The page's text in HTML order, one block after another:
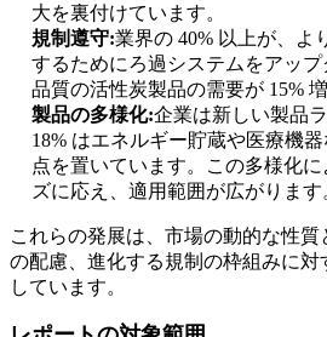
大を裏付けています。
規制遵守:業界の 40% 以上が、よ
するためにろ過システムをアッ
品質の活性炭製品の需要が 15%
製品の多様化:企業は新しい製品
18% はエネルギー貯蔵や医療機
点を置いています。この多様化
ズに応え、適用範囲が広がります
これらの発展は、市場の動的​​な性
の配慮、進化する規制の枠組みに
しています。